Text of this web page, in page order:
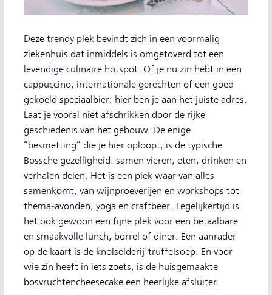
Deze trendy plek bevindt zich in een voormalig
ziekenhuis dat inmiddels is omgetoverd tot een
levendige culinaire hotspot. Of je nu zin hebt in een
cappuccino, internationale gerechten of een goed
gekoeld speciaalbier: hier ben je aan het juiste adres.
Laat je vooral niet afschrikken door de rijke
geschiedenis van het gebouw. De enige
“besmetting” die je hier oploopt, is de typische
Bossche gezelligheid: samen vieren, eten, drinken en
verhalen delen. Het is een plek waar van alles
samenkomt, van wijnproeverijen en workshops tot
thema-avonden, yoga en craftbeer. Tegelijkertijd is
het ook gewoon een fijne plek voor een betaalbare
en smaakvolle lunch, borrel of diner. Een aanrader
op de kaart is de knolselderij-truffelsoep. En voor
wie zin heeft in iets zoets, is de huisgemaakte
bosvruchtencheesecake een heerlijke afsluiter.